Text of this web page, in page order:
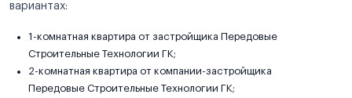
вариантах:
1-комнатная квартира от застройщика Передовые
Строительные Технологии ГК;
2-комнатная квартира от компании-застройщика
Передовые Строительные Технологии ГК;